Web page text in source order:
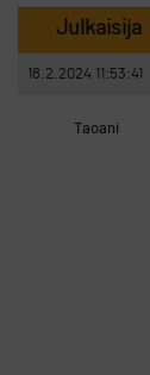
Julkaisija
18.2.2024 11:53:41
Taoani